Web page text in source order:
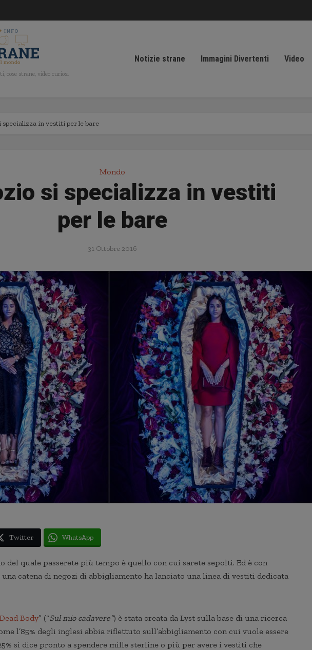
cose strane, video curiosi
Notizie strane Immagini Divertenti Video
specializza in vestiti per le bare
Mondo
si specializza in vestiti
per le bare
31 Ottobre 2016
Twitter WhatsApp
del quale passerete più tempo è quello con cui sarete sepolti. Ed è con
catena di negozi di abbigliamento ha lanciato una linea di vestiti dedicata
Body” (“Sul mio cadavere”) è stata creata da Lyst sulla base di una ricerca
l’85% degli inglesi abbia riflettuto sull’abbigliamento con cui vuole essere
si dice pronto a spendere mille sterline o più per avere i vestiti che